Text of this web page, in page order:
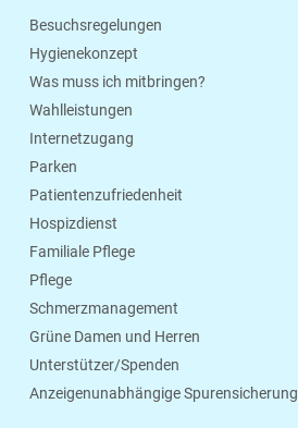
Besuchsregelungen
Hygienekonzept
Was muss ich mitbringen?
Wahlleistungen
Internetzugang
Parken
Patientenzufriedenheit
Hospizdienst
Familiale Pflege
Pflege
Schmerzmanagement
Grüne Damen und Herren
Unterstützer/Spenden
Anzeigenunabhängige Spurensicherung